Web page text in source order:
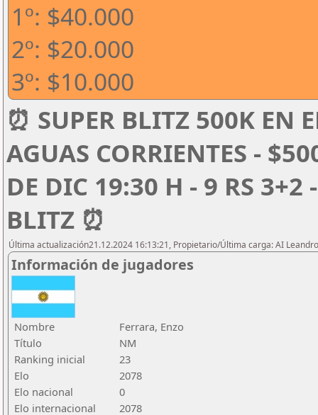
1º: $40.000
2º: $20.000
3º: $10.000
⏰ SUPER BLITZ 500K EN
AGUAS CORRIENTES -
DE DIC 19:30 H - 9 RS
BLITZ ⏰
Última actualización21.12.2024 16:13:21, Propietario/Última carga: AI
Información de jugadores
Nombre
Ferrara, Enzo
Título
NM
Ranking inicial
23
Elo
2078
Elo nacional
0
Elo internacional
2078